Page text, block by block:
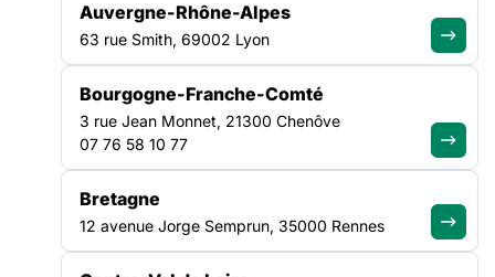
Hébergement – La FAS
adopte à l’unanimité une note
de position pour réaffirmer
l’inconditionnalité et la
continuité de l’accueil
Hébergement – La FAS adopte à l’unanimité une note de
position pour réaffirmer l’inconditionnalité et la continuité de
Auvergne-Rhône-Alpes
63 rue Smith, 69002 Lyon
Bourgogne-Franche-Comté
3 rue Jean Monnet, 21300 Chenôve
07 76 58 10 77
Bretagne
12 avenue Jorge Semprun, 35000 Rennes